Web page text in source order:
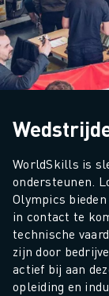
WorldSkills is
ondersteunen.
Olympics
in contact te
technische
zijn door
actief bij aan
opleiding en